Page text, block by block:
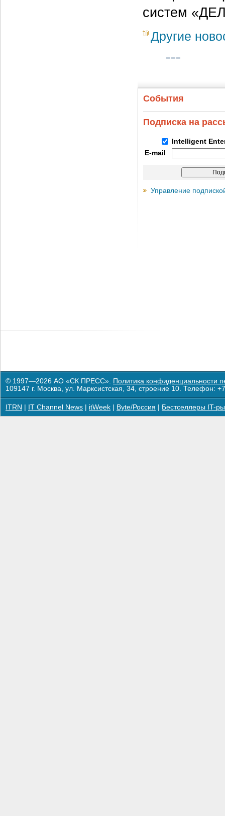
систем
Другие
События
Подписка на
Intelligent
E-mail
Управление
© 1997—2026 АО «СК ПРЕСС». Политика конфиденциальности
109147 г. Москва, ул. Марксистская, 34, строение 10. Телефон:
ITRN IT Channel News itWeek Byte/Россия Бестселлеры IT-